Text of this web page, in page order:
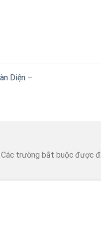
Diện –
Các trường bắt buộc được